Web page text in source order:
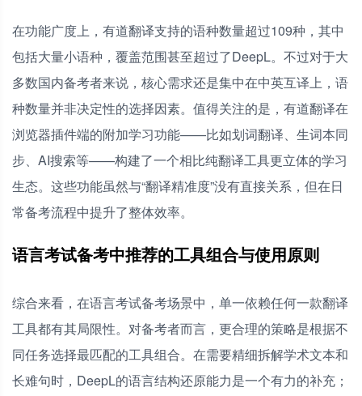
在功能广度上，有道翻译支持的语种数量超过109种，其中
包括大量小语种，覆盖范围甚至超过了DeepL。不过对于大
多数国内备考者来说，核心需求还是集中在中英互译上，语
种数量并非决定性的选择因素。值得关注的是，有道翻译在
浏览器插件端的附加学习功能——比如划词翻译、生词本同
步、AI搜索等——构建了一个相比纯翻译工具更立体的学习
生态。这些功能虽然与“翻译精准度”没有直接关系，但在日
常备考流程中提升了整体效率。
语言考试备考中推荐的工具组合与使用原则
综合来看，在语言考试备考场景中，单一依赖任何一款翻译
工具都有其局限性。对备考者而言，更合理的策略是根据不
同任务选择最匹配的工具组合。在需要精细拆解学术文本和
长难句时，DeepL的语言结构还原能力是一个有力的补充；